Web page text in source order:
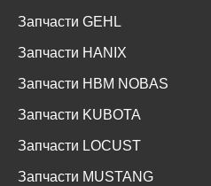
Запчасти GEHL
Запчасти HANIX
Запчасти HBM NOBAS
Запчасти KUBOTA
Запчасти LOCUST
Запчасти MUSTANG